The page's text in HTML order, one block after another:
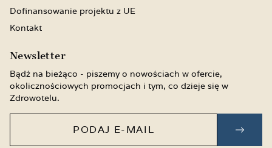
Dofinansowanie projektu z UE
Kontakt
Newsletter
Bądź na bieżąco - piszemy o nowościach w ofercie,
okolicznościowych promocjach i tym, co dzieje się w
Zdrowotelu.